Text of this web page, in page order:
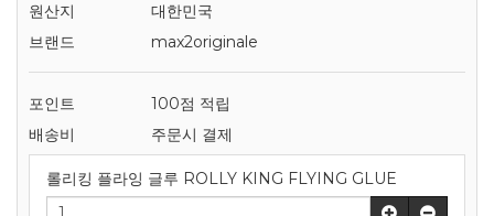
원산지
대한민국
브랜드
max2originale
포인트
100점 적립
배송비
주문시 결제
롤리킹 플라잉 글루 ROLLY KING FLYING GLUE